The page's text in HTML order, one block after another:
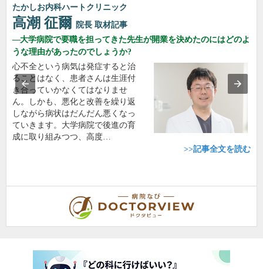
たかしお内科ハートクリニック
高潮 征爾 院長 取材記事
大学病院で要職を担ってきた先生が開業を決めたのにはどのよ
うな理由があったのでしょうか?
心不全という病気は発症すると治
ることはなく、患者さんは生涯付
き合っていかなくてはなりませ
ん。しかも、悪化と改善を繰り返
しながら病状はだんだん悪くなっ
ていきます。大学病院で後進の育
成に取り組みつつ、高度…
>>記事全文を読む